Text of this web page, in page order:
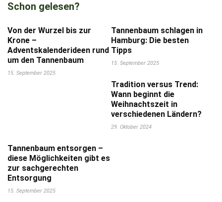
Schon gelesen?
Von der Wurzel bis zur
Krone –
Adventskalenderideen rund
um den Tannenbaum
15. September 2025
Tannenbaum schlagen in
Hamburg: Die besten
Tipps
15. September 2025
Tradition versus Trend:
Wann beginnt die
Weihnachtszeit in
verschiedenen Ländern?
29. Oktober 2024
Tannenbaum entsorgen –
diese Möglichkeiten gibt es
zur sachgerechten
Entsorgung
15. September 2025